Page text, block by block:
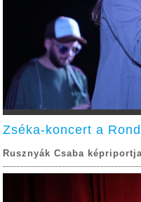
Zséka-koncert a
Rusznyák Csaba